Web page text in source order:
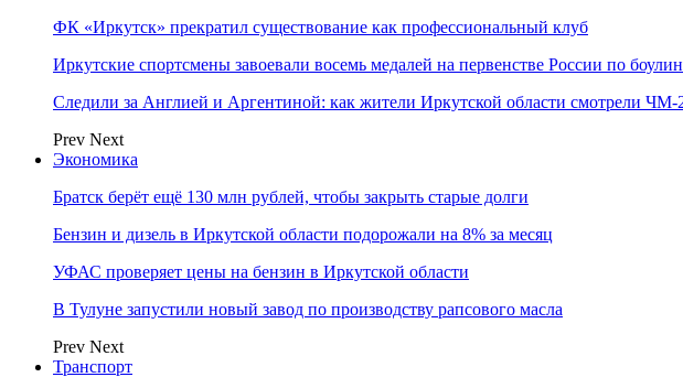
ФК «Иркутск» прекратил существование как профессиональный клуб
Иркутские спортсмены завоевали восемь медалей на первенстве России по
Следили за Англией и Аргентиной: как жители Иркутской области смотрели ЧМ-
Prev Next
Экономика
Братск берёт ещё 130 млн рублей, чтобы закрыть старые долги
Бензин и дизель в Иркутской области подорожали на 8% за месяц
УФАС проверяет цены на бензин в Иркутской области
В Тулуне запустили новый завод по производству рапсового масла
Prev Next
Транспорт